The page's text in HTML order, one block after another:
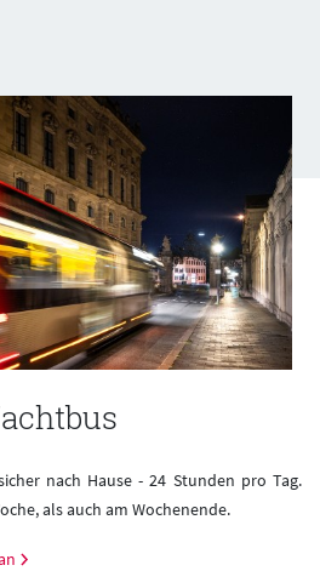
nach Hause - 24 Stunden pro Tag.
als auch am Wochenende.